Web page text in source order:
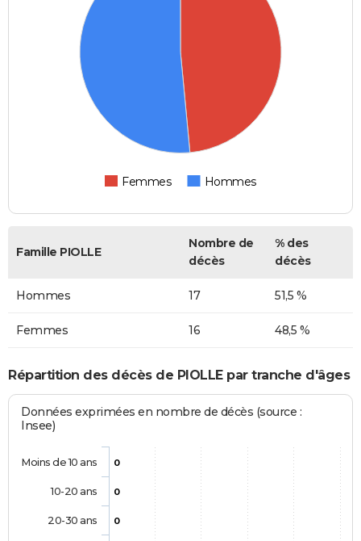
Femmes Hommes
Famille PIOLLE
Nombre de
décès
% des
décès
Hommes 17 51,5 %
Femmes 16 48,5 %
Répartition des décès de PIOLLE par tranche d'âges
Données exprimées en nombre de décès (source :
Insee)
0
0
0
Moins de 10 ans
10-20 ans
20-30 ans